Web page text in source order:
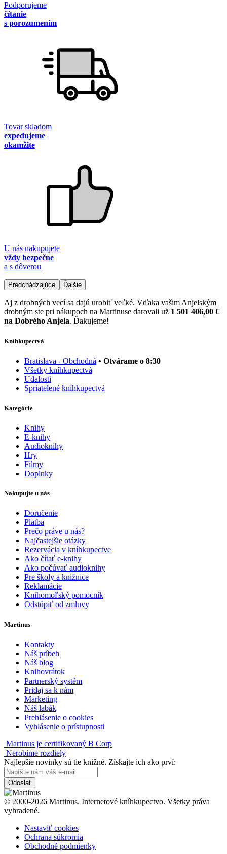
Podporujeme
čítanie
s porozumením
Tovar skladom
expedujeme
okamžite
U nás nakupujete
vždy bezpečne
a s dôverou
Predchádzajúce Ďalšie
Aj z drobných vecí sa dajú urobiť veľké. Vďaka vašim Anjelským
drobným ste pri nákupoch na Martinuse darovali už 1 501 406,00 €
na Dobrého Anjela. Ďakujeme!
Kníhkupectvá
Bratislava - Obchodná • Otvárame o 8:30
Všetky kníhkupectvá
Udalosti
Spriatelené kníhkupectvá
Kategórie
Knihy
E-knihy
Audioknihy
Hry
Filmy
Doplnky
Nakupujte u nás
Doručenie
Platba
Prečo práve u nás?
Najčastejšie otázky
Rezervácia v kníhkupectve
Ako čítať e-knihy
Ako počúvať audioknihy
Pre školy a knižnice
Reklamácie
Knihomoľský pomocník
Odstúpiť od zmluvy
Martinus
Kontakty
Náš príbeh
Náš blog
Knihovrátok
Partnerský systém
Pridaj sa k nám
Marketing
Náš labák
Prehlásenie o cookies
Vyhlásenie o prístupnosti
Martinus je certifikovaný B Corp
Nerobíme rozdiely
Najlepšie novinky sú tie knižné. Získajte ich ako prví:
Odoslať
© 2000-2026 Martinus. Internetové kníhkupectvo. Všetky práva
vyhradené.
Nastaviť cookies
Ochrana súkromia
Obchodné podmienky